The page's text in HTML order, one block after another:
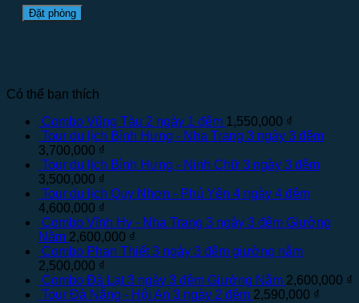
Có thể bạn thích
Combo Vũng Tàu 2 ngày 1 đêm 1,550,000 ₫
Tour du lịch Bình Hưng - Nha Trang 3 ngày 3 đêm
3,700,000 ₫
Tour du lịch Bình Hưng - Ninh Chữ 3 ngày 3 đêm
3,500,000 ₫
Tour du lịch Quy Nhơn - Phú Yên 4 ngày 4 đêm
4,600,000 ₫
Combo Vĩnh Hy - Nha Trang 3 ngày 3 đêm Giường
Nằm 2,600,000 ₫
Combo Phan Thiết 3 ngày 3 đêm giường nằm
2,500,000 ₫
Combo Đà Lạt 3 ngày 3 đêm Giường Nằm 2,600,000 ₫
Tour Đà Nẵng - Hội An 3 ngày 2 đêm 2,590,000 ₫